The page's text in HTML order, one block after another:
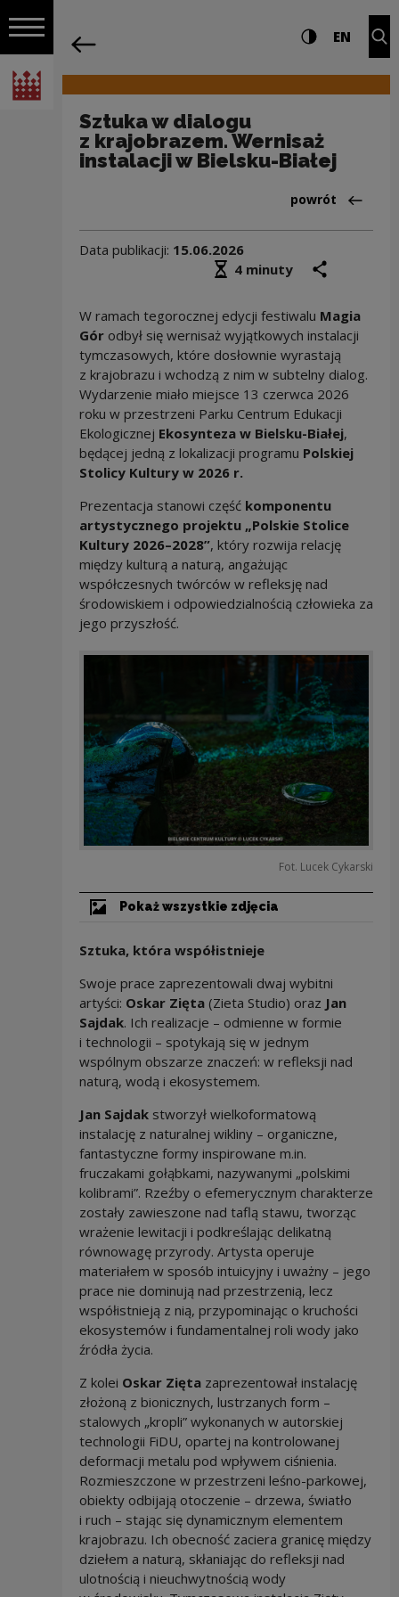
Włącz nawigację
Narodowe Centrum Kultury
Nawigacja Ustawienia i Wysoki
EN
Sztuka w dialogu
z krajobrazem. Wernisaż
instalacji w Bielsku-Białej
Powrót
powrót
Data publikacji: 15.06.2026
Średni czas czytania
4 minuty
W ramach tegorocznej edycji festiwalu Magia
Górodbył się wernisaż wyjątkowych instalacji
tymczasowych, które dosłownie wyrastają
z krajobrazu i wchodzą z nim w subtelny dialog.
Wydarzenie miało miejsce 13 czerwca 2026
roku w przestrzeni Parku Centrum Edukacji
Ekologicznej Ekosynteza w Bielsku-Białej,
będącej jedną z lokalizacji programu Polskiej
Stolicy Kultury w 2026 r.
Prezentacja stanowi część komponentu
artystycznego projektu „Polskie Stolice
Kultury 2026–2028”, który rozwija relację
między kulturą a naturą, angażując
współczesnych twórców w refleksję nad
środowiskiem i odpowiedzialnością człowieka za
jego przyszłość.
Fot. Lucek Cykarski
Pokaż wszystkie zdjęcia
Sztuka, która współistnieje
Swoje prace zaprezentowali dwaj wybitni
artyści: Oskar Zięta(Zieta Studio) oraz Jan
Sajdak. Ich realizacje – odmienne w formie
i technologii – spotykają się w jednym
wspólnym obszarze znaczeń: w refleksji nad
naturą, wodą i ekosystemem.
Jan Sajdakstworzył wielkoformatową
instalację z naturalnej wikliny – organiczne,
fantastyczne formy inspirowane m.in.
fruczakami gołąbkami, nazywanymi „polskimi
kolibrami”. Rzeźby o efemerycznym charakterze
zostały zawieszone nad taflą stawu, tworząc
wrażenie lewitacji i podkreślając delikatną
równowagę przyrody. Artysta operuje
materiałem w sposób intuicyjny i uważny – jego
prace nie dominują nad przestrzenią, lecz
współistnieją z nią, przypominając o kruchości
ekosystemów i fundamentalnej roli wody jako
źródła życia.
Z kolei Oskar Ziętazaprezentował instalację
złożoną z bionicznych, lustrzanych form –
stalowych „kropli” wykonanych w autorskiej
technologii FiDU, opartej na kontrolowanej
deformacji metalu pod wpływem ciśnienia.
Rozmieszczone w przestrzeni leśno-parkowej,
obiekty odbijają otoczenie – drzewa, światło
i ruch – stając się dynamicznym elementem
krajobrazu. Ich obecność zaciera granicę między
dziełem a naturą, skłaniając do refleksji nad
ulotnością i nieuchwytnością wody